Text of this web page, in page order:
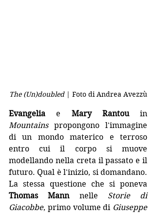
The (Un)doubled | Foto di Andrea Avezzù
Evangelia e Mary Rantou
Mountains propongono l'immagine
di un mondo materico e terroso
entro cui il corpo si muove
modellando nella creta il passato e il
futuro. Qual è l'inizio, si domandano.
Thomas Mann nelle Storie di
Giacobbe, primo volume di Giuseppe